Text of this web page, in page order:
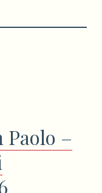
Paolo –